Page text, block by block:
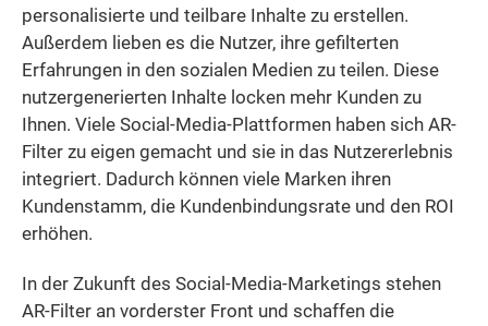
personalisierte und teilbare Inhalte zu erstellen.
Außerdem lieben es die Nutzer, ihre gefilterten
Erfahrungen in den sozialen Medien zu teilen. Diese
nutzergenerierten Inhalte locken mehr Kunden zu
Ihnen. Viele Social-Media-Plattformen haben sich AR-
Filter zu eigen gemacht und sie in das Nutzererlebnis
integriert. Dadurch können viele Marken ihren
Kundenstamm, die Kundenbindungsrate und den ROI
erhöhen.
In der Zukunft des Social-Media-Marketings stehen
AR-Filter an vorderster Front und schaffen die